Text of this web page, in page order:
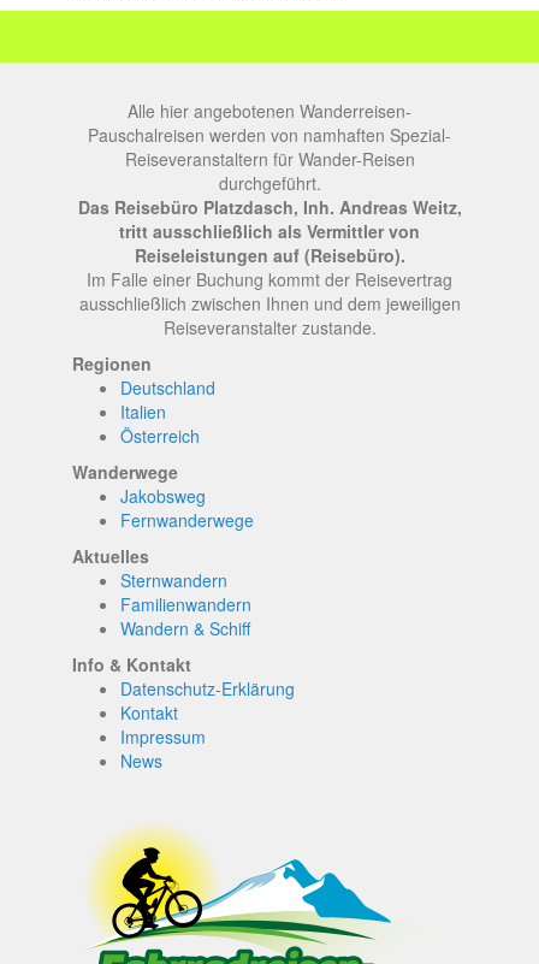
Alle hier angebotenen Wanderreisen-
Pauschalreisen werden von namhaften Spezial-
Reiseveranstaltern für Wander-Reisen
durchgeführt.
Das Reisebüro Platzdasch, Inh. Andreas Weitz,
tritt ausschließlich als Vermittler von
Reiseleistungen auf (Reisebüro).
Im Falle einer Buchung kommt der Reisevertrag
ausschließlich zwischen Ihnen und dem jeweiligen
Reiseveranstalter zustande.
Regionen
Deutschland
Italien
Österreich
Wanderwege
Jakobsweg
Fernwanderwege
Aktuelles
Sternwandern
Familienwandern
Wandern & Schiff
Info & Kontakt
Datenschutz-Erklärung
Kontakt
Impressum
News